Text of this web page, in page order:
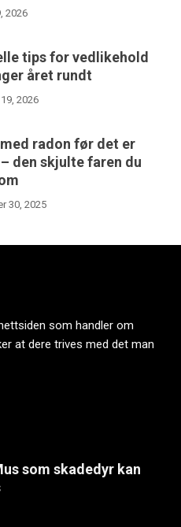
2026
tips for vedlikehold
året rundt
2026
radon før det er
den skjulte faren du
30, 2025
som handler om
at dere trives med det man
som skadedyr kan